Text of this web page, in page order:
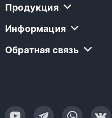
Продукция
Информация
Обратная связь